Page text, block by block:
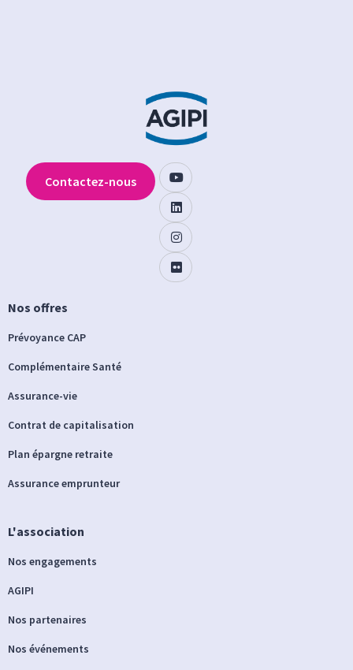
Nos offres
Prévoyance CAP
Complémentaire Santé
Assurance-vie
Contrat de capitalisation
Plan épargne retraite
Assurance emprunteur
L'association
Nos engagements
AGIPI
Nos partenaires
Nos événements
Contactez-nous